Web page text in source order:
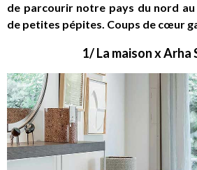
de parcourir notre pays du nord
de petites pépites. Coups de cœur
1/ La maison x Arha